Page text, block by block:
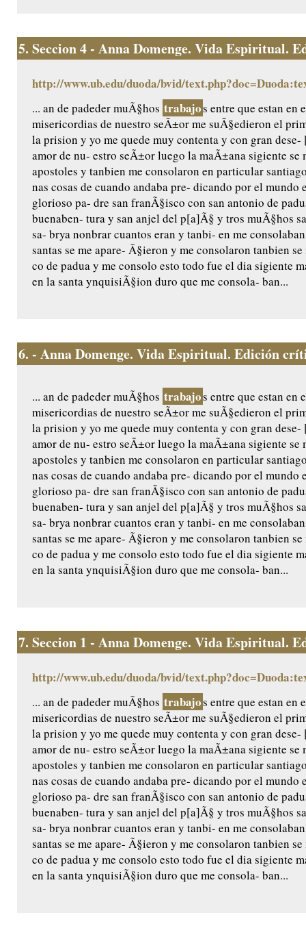
5. Seccion 4 - Anna Domenge. Vida Espiritual.
http://www.ub.edu/duoda/bvid/
... an de padeder muÃ§hos trabajos entre que estan en
misericordias de nuestro seÃ±or me suÃ§edieron el
la prision y yo me quede muy contenta y con gran
amor de nu- estro seÃ±or luego la maÃ±ana sigiente se
apostoles y tanbien me consolaron en particular
nas cosas de cuando andaba pre- dicando por el mundo
glorioso pa- dre san franÃ§isco con san antonio de
buenaben- tura y san anjel del p[a]Ã§ y tros muÃ§hos
sa- brya nonbrar cuantos eran y tanbi- en me
santas se me apare- Ã§ieron y me consolaron tanbien
co de padua y me consolo esto todo fue el dia sigiente
en la santa ynquisiÃ§ion duro que me consola- ban...
6. - Anna Domenge. Vida Espiritual. Edición
... an de padeder muÃ§hos trabajos entre que estan en
misericordias de nuestro seÃ±or me suÃ§edieron el
la prision y yo me quede muy contenta y con gran
amor de nu- estro seÃ±or luego la maÃ±ana sigiente se
apostoles y tanbien me consolaron en particular
nas cosas de cuando andaba pre- dicando por el mundo
glorioso pa- dre san franÃ§isco con san antonio de
buenaben- tura y san anjel del p[a]Ã§ y tros muÃ§hos
sa- brya nonbrar cuantos eran y tanbi- en me
santas se me apare- Ã§ieron y me consolaron tanbien
co de padua y me consolo esto todo fue el dia sigiente
en la santa ynquisiÃ§ion duro que me consola- ban...
7. Seccion 1 - Anna Domenge. Vida Espiritual.
http://www.ub.edu/duoda/bvid/
... an de padeder muÃ§hos trabajos entre que estan en
misericordias de nuestro seÃ±or me suÃ§edieron el
la prision y yo me quede muy contenta y con gran
amor de nu- estro seÃ±or luego la maÃ±ana sigiente se
apostoles y tanbien me consolaron en particular
nas cosas de cuando andaba pre- dicando por el mundo
glorioso pa- dre san franÃ§isco con san antonio de
buenaben- tura y san anjel del p[a]Ã§ y tros muÃ§hos
sa- brya nonbrar cuantos eran y tanbi- en me
santas se me apare- Ã§ieron y me consolaron tanbien
co de padua y me consolo esto todo fue el dia sigiente
en la santa ynquisiÃ§ion duro que me consola- ban...